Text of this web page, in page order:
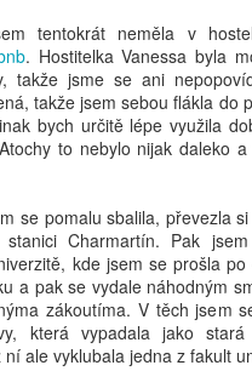
tentokrát neměla v
. Hostitelka Vanessa byla
takže jsme se ani
takže jsem sebou flákla do
bych určitě lépe využila
to nebylo nijak daleko
se pomalu sbalila, převezla
stanici Charmartín. Pak
kde jsem se prošla
a pak se vydale náhodným
zákoutíma. V těch jsem
která vypadala jako
ní ale vyklubala jedna z fakult